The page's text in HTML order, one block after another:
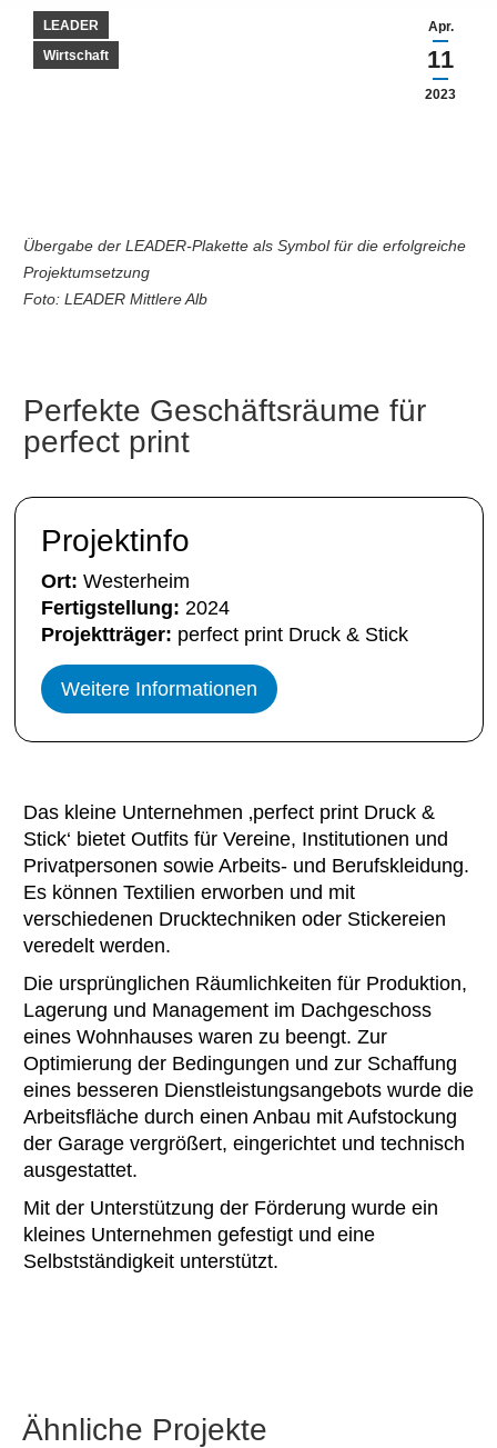
Apr.
11
2023
LEADER
Wirtschaft
Übergabe der LEADER-Plakette als Symbol für die erfolgreiche
Projektumsetzung
Foto: LEADER Mittlere Alb
Perfekte Geschäftsräume für
perfect print
Projektinfo
Ort: Westerheim
Fertigstellung: 2024
Projektträger: perfect print Druck & Stick
Weitere Informationen
Das kleine Unternehmen ‚perfect print Druck &
Stick‘ bietet Outfits für Vereine, Institutionen und
Privatpersonen sowie Arbeits- und Berufskleidung.
Es können Textilien erworben und mit
verschiedenen Drucktechniken oder Stickereien
veredelt werden.
Die ursprünglichen Räumlichkeiten für Produktion,
Lagerung und Management im Dachgeschoss
eines Wohnhauses waren zu beengt. Zur
Optimierung der Bedingungen und zur Schaffung
eines besseren Dienstleistungsangebots wurde die
Arbeitsfläche durch einen Anbau mit Aufstockung
der Garage vergrößert, eingerichtet und technisch
ausgestattet.
Mit der Unterstützung der Förderung wurde ein
kleines Unternehmen gefestigt und eine
Selbstständigkeit unterstützt.
Ähnliche Projekte